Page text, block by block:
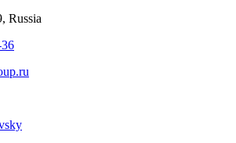
Russia